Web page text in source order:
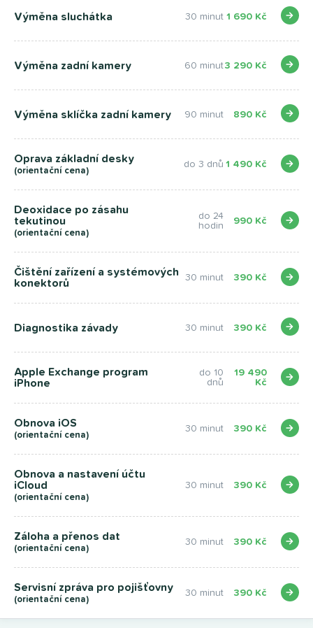
Výměna sluchátka 30 minut 1 690 Kč
Výměna zadní kamery 60 minut3 290 Kč
Výměna sklíčka zadní kamery 90 minut 890 Kč
Oprava základní desky
(orientační cena)
do 3 dnů 1 490 Kč
Deoxidace po zásahu
tekutinou
(orientační cena)
do 24
hodin
990 Kč
Čištění zařízení a systémových
konektorů
30 minut 390 Kč
Diagnostika závady 30 minut 390 Kč
Apple Exchange program
iPhone
do 10
dnů
19 490
Kč
Obnova iOS
(orientační cena)
30 minut 390 Kč
Obnova a nastavení účtu
iCloud
(orientační cena)
30 minut 390 Kč
Záloha a přenos dat
(orientační cena)
30 minut 390 Kč
Servisní zpráva pro pojišťovny
(orientační cena)
30 minut 390 Kč